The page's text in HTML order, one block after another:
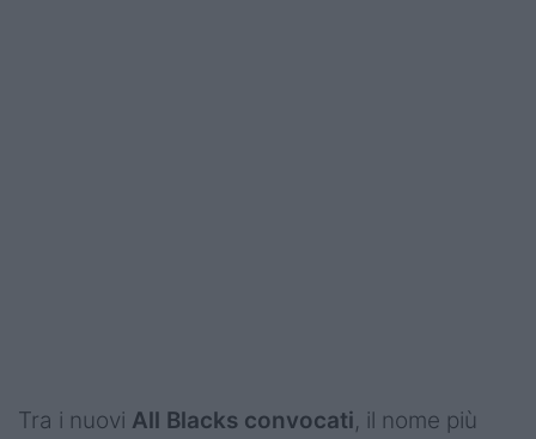
Tra i nuovi All Blacks convocati, il nome più